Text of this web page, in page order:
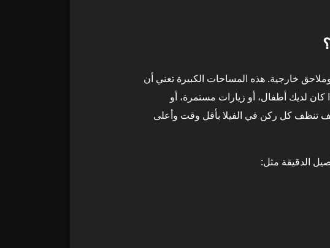
خارجية. هذه المساحات الكبيرة تعني أن
لديك أطفال، أو زيارات مستمرة، أو
تنظف كل ركن في الفيلا بأقل وقت وأعلى
الدقيقة مثل: